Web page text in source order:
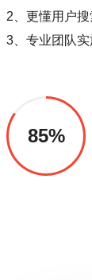
2、更懂用户
3、专业团队
85%